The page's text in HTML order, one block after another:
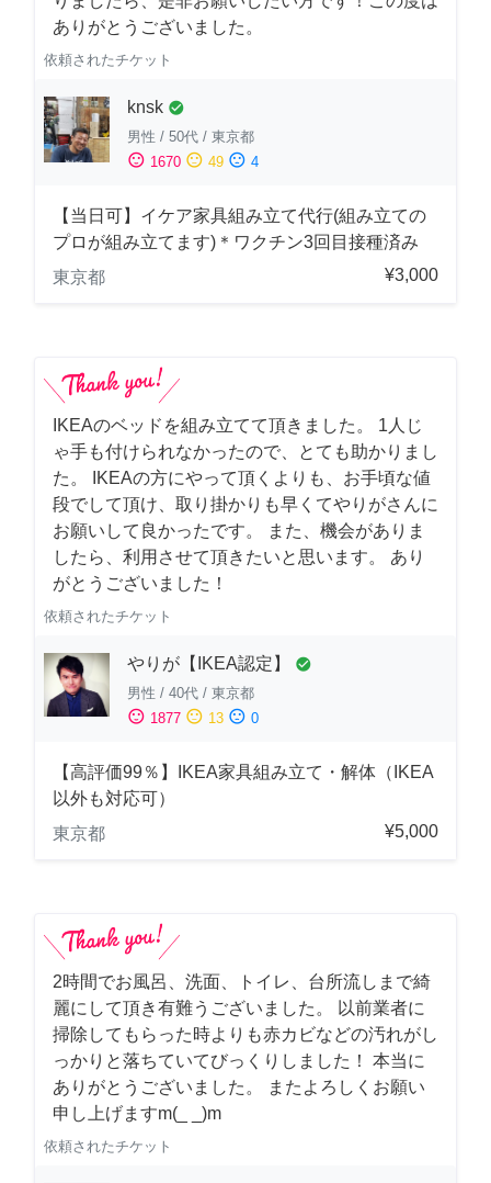
ありがとうございました。
依頼されたチケット
knsk check_circle
男性 / 50代 / 東京都
sentiment_satisfied 1670 sentiment_neutral 49 sentiment_dissatisfied 4
【当日可】イケア家具組み立て代行(組み立ての
プロが組み立てます)＊ワクチン3回目接種済み
東京都
¥3,000
IKEAのベッドを組み立てて頂きました。 1人じ
ゃ手も付けられなかったので、とても助かりまし
た。 IKEAの方にやって頂くよりも、お手頃な値
段でして頂け、取り掛かりも早くてやりがさんに
お願いして良かったです。 また、機会がありま
したら、利用させて頂きたいと思います。 あり
がとうございました！
依頼されたチケット
やりが【IKEA認定】 check_circle
男性 / 40代 / 東京都
sentiment_satisfied 1877 sentiment_neutral 13 sentiment_dissatisfied 0
【高評価99％】IKEA家具組み立て・解体（IKEA
以外も対応可）
東京都
¥5,000
2時間でお風呂、洗面、トイレ、台所流しまで綺
麗にして頂き有難うございました。 以前業者に
掃除してもらった時よりも赤カビなどの汚れがし
っかりと落ちていてびっくりしました！ 本当に
ありがとうございました。 またよろしくお願い
申し上げますm(_ _)m
依頼されたチケット